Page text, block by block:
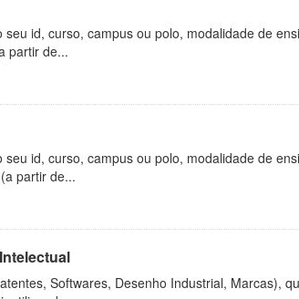
id, curso, campus ou polo, modalidade de
partir de...
id, curso, campus ou polo, modalidade de
partir de...
Softwares, Desenho Industrial, Marcas),